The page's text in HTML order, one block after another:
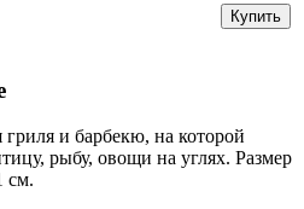
Купить
и барбекю, на которой
рыбу, овощи на углях. Размер
см.